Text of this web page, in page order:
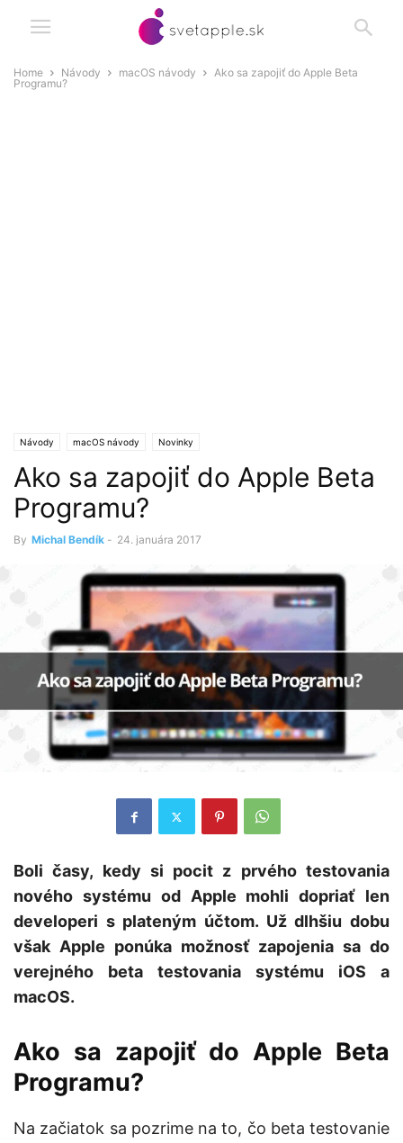
Home Návody macOS návody
Ako sa zapojiť do Apple Beta
Programu?
Návody macOS návody Novinky
Ako sa zapojiť do Apple Beta
Programu?
By Michal Bendík - 24. januára 2017
Boli časy, kedy si pocit z prvého testovania
nového systému od Apple mohli dopriať len
developeri s plateným účtom. Už dlhšiu dobu
však Apple ponúka možnosť zapojenia sa do
verejného beta testovania systému iOS a
macOS.
Ako sa zapojiť do Apple Beta
Programu?
Na začiatok sa pozrime na to, čo beta testovanie